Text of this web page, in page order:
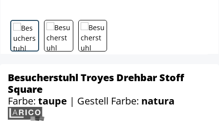
Besucherstuhl Troyes Drehbar Stoff
Square
Farbe: taupe | Gestell Farbe: natura